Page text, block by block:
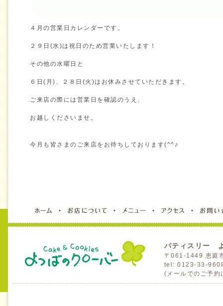
４月の営業日カレンダーです。
２９日(水)は祝日のため営業いたします！
その他の水曜日と
６日(月)、２８日(火)はお休みさせていただきます。
ご来店の際には営業日を確認のうえ、
お越しくださいませ。
今月も皆さまのご来店をお待ちしております(^^♪
パティスリー
〒061-1449 恵庭
tel: 0123-33-
(メールでのご予約